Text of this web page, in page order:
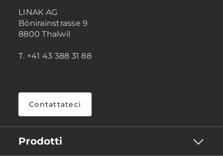
LINAK AG
Bönirainstrasse 9
8800 Thalwil
T. +41 43 388 31 88
Contattateci
Prodotti